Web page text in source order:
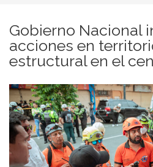
Gobierno Nacional
acciones en
estructural en el